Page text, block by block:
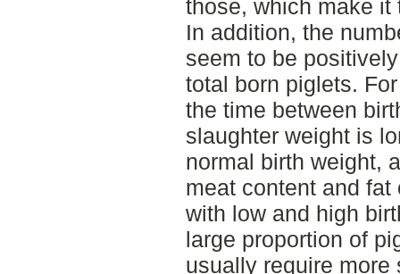
those, which make it
In addition, the
seem to be
total born piglets.
the time between
slaughter weight is
normal birth weight,
meat content and
with low and high
large proportion of
usually require